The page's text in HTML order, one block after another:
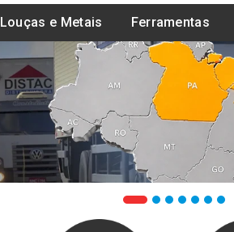
Louças e Metais Ferramentas